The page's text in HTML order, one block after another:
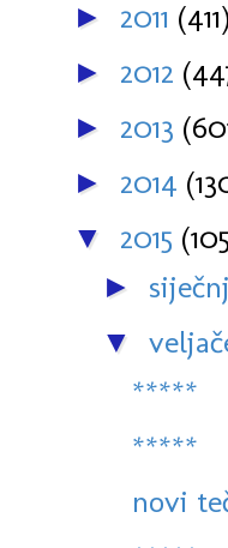
► 2011 (411)
► 2012
► 2013
► 2014
▼ 2015
►
▼
*****
*****
novi